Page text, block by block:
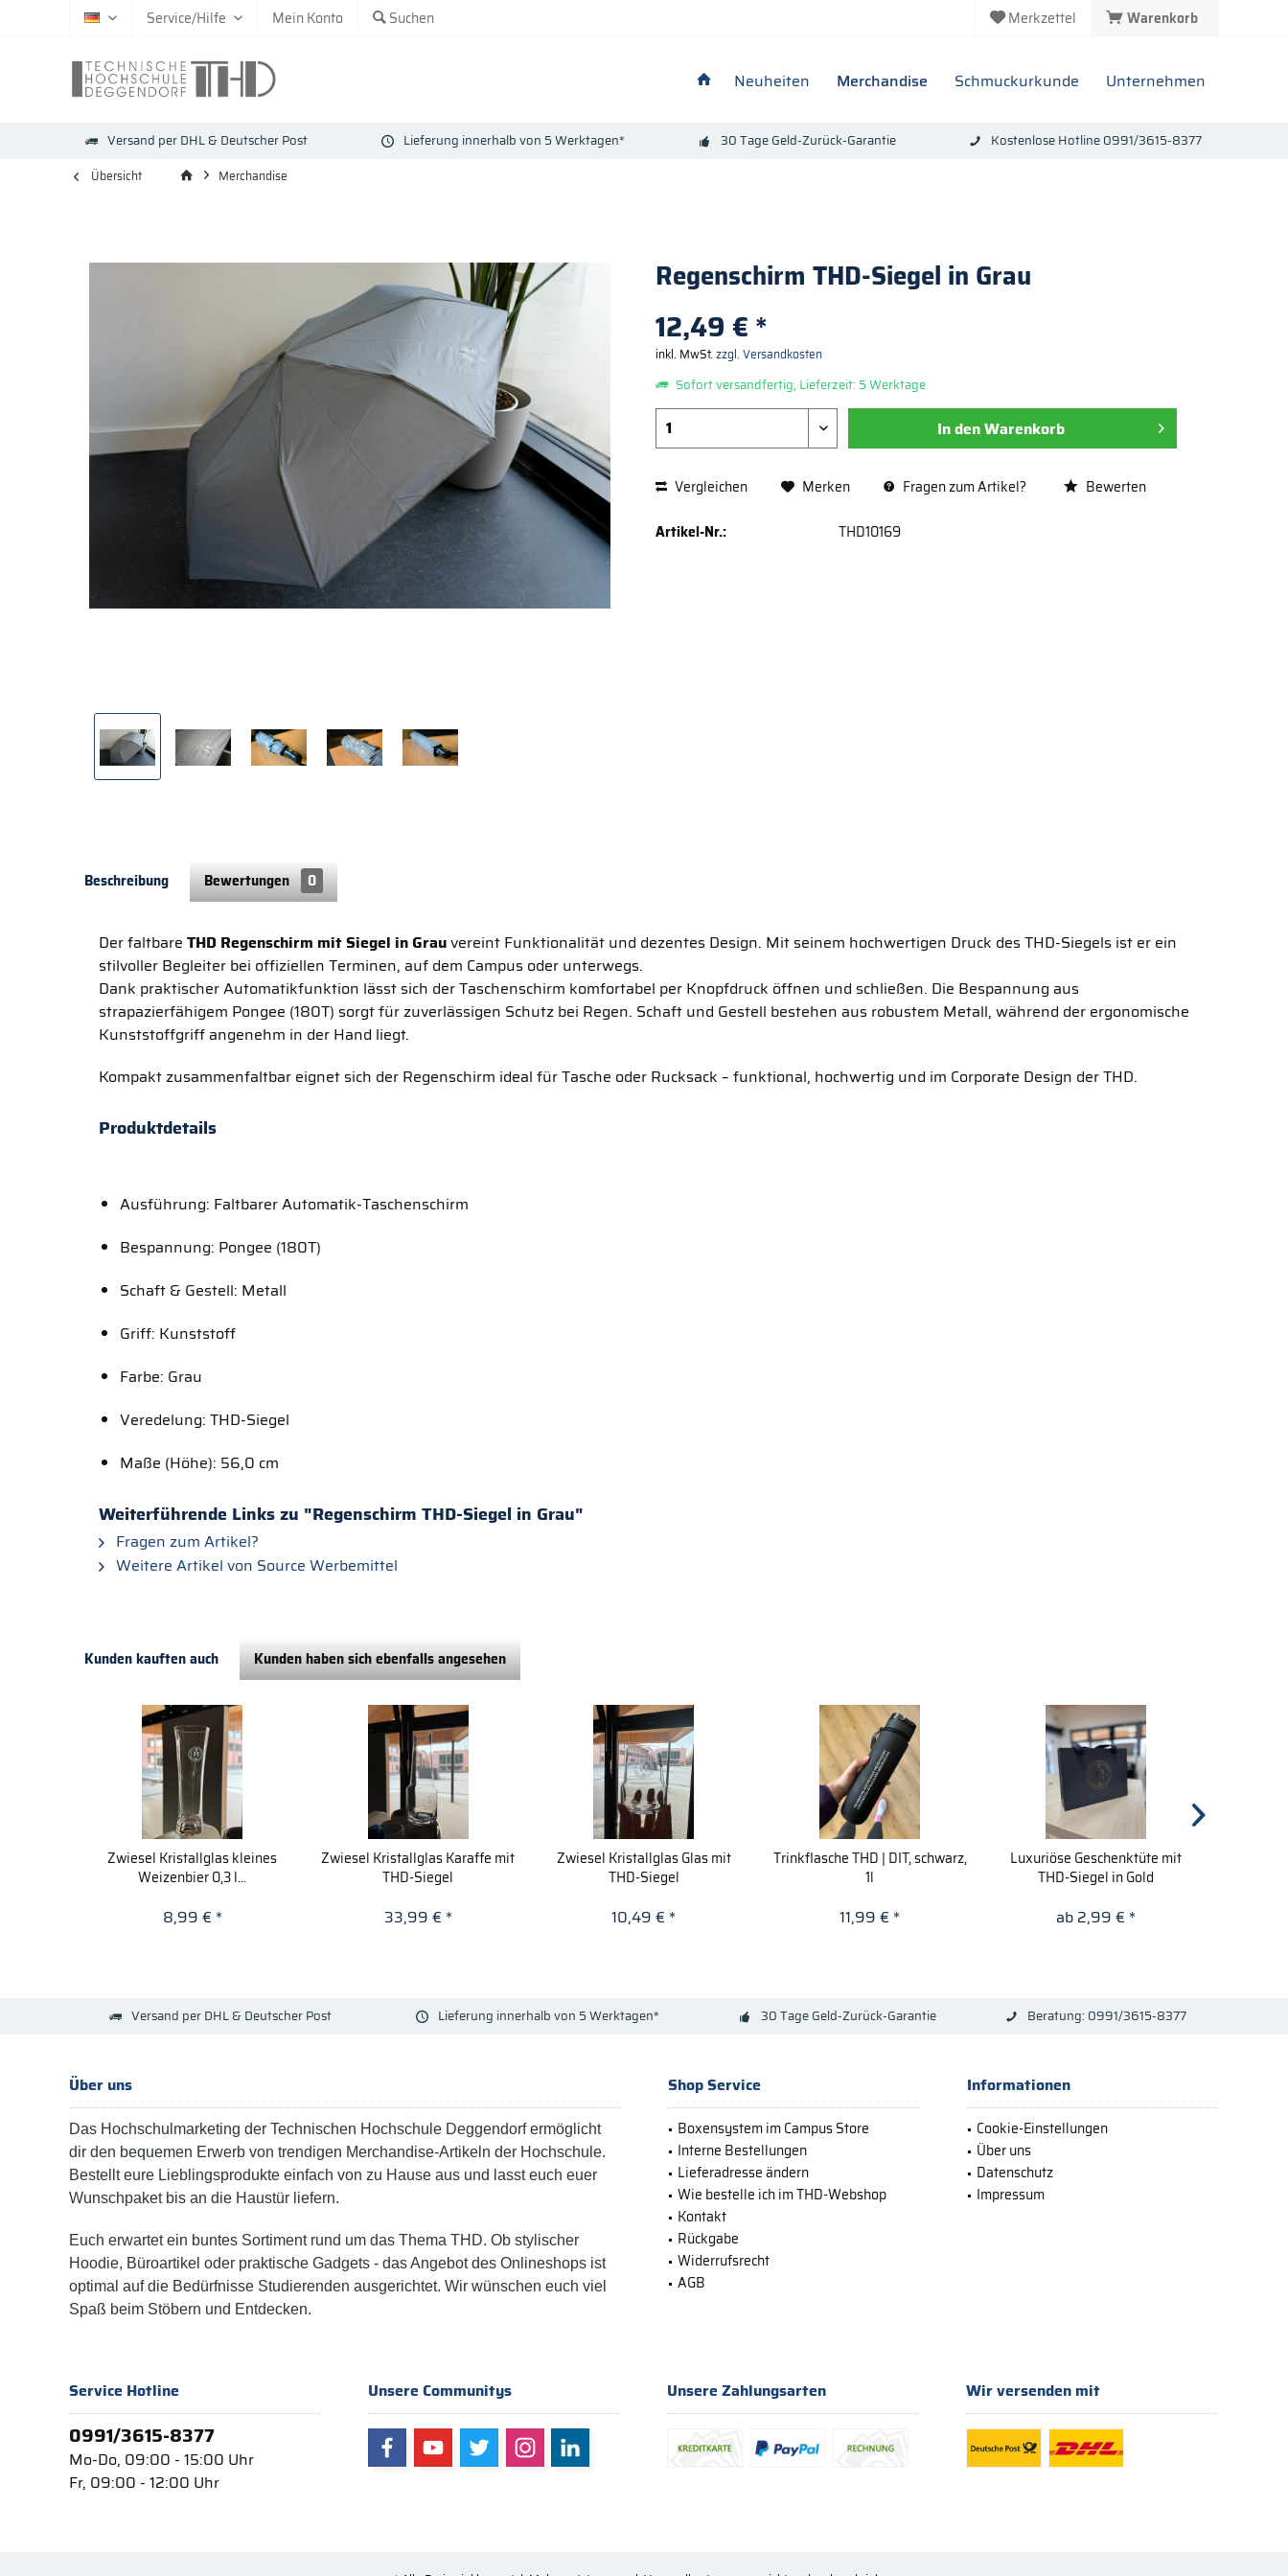
Warenkorb
Merkzettel
Service/Hilfe Mein Konto Suchen
Neuheiten Merchandise Schmuckurkunde Unternehmen
Versand per DHL & Deutscher Post Lieferung innerhalb von 5 Werktagen* 30 Tage Geld-Zurück-Garantie Kostenlose Hotline 0991/3615-8377
Übersicht Merchandise
Regenschirm THD-Siegel in Grau
12,49 € *
inkl. MwSt. zzgl. Versandkosten
Sofort versandfertig, Lieferzeit: 5 Werktage
In denWarenkorb
Vergleichen Merken Fragen zum Artikel? Bewerten
Artikel-Nr.: THD10169
Beschreibung Bewertungen 0
Der faltbare THD Regenschirm mit Siegel in Grauvereint Funktionalität und dezentes Design. Mit seinem hochwertigen Druck des THD-Siegels ist er ein
stilvoller Begleiter bei offiziellen Terminen, auf dem Campus oder unterwegs.
Dank praktischer Automatikfunktion lässt sich der Taschenschirm komfortabel per Knopfdruck öffnen und schließen. Die Bespannung aus
strapazierfähigem Pongee (180T) sorgt für zuverlässigen Schutz bei Regen. Schaft und Gestell bestehen aus robustem Metall, während der ergonomische
Kunststoffgriff angenehm in der Hand liegt.
Kompakt zusammenfaltbar eignet sich der Regenschirm ideal für Tasche oder Rucksack – funktional, hochwertig und im Corporate Design der THD.
Produktdetails
Ausführung: Faltbarer Automatik-Taschenschirm
Bespannung: Pongee (180T)
Schaft & Gestell: Metall
Griff: Kunststoff
Farbe: Grau
Veredelung: THD-Siegel
Maße (Höhe): 56,0 cm
Weiterführende Links zu "Regenschirm THD-Siegel in Grau"
Fragen zum Artikel?
Weitere Artikel von Source Werbemittel
Kunden kauften auch Kunden haben sich ebenfalls angesehen
Zwiesel Kristallglas kleines
Weizenbier 0,3 l...
8,99 € *
Zwiesel Kristallglas Karaffe mit
THD-Siegel
33,99 € *
Zwiesel Kristallglas Glas mit
THD-Siegel
10,49 € *
Trinkflasche THD | DIT, schwarz,
1l
11,99 € *
Luxuriöse Geschenktüte mit
THD-Siegel in Gold
ab 2,99 € *
Versand per DHL & Deutscher Post Lieferung innerhalb von 5 Werktagen* 30 Tage Geld-Zurück-Garantie Beratung: 0991/3615-8377
Über uns
Das Hochschulmarketing der Technischen Hochschule Deggendorf ermöglicht
dir den bequemen Erwerb von trendigen Merchandise-Artikeln der Hochschule.
Bestellt eure Lieblingsprodukte einfach von zu Hause aus und lasst euch euer
Wunschpaket bis an die Haustür liefern.
Euch erwartet ein buntes Sortiment rund um das Thema THD. Ob stylischer
Hoodie, Büroartikel oder praktische Gadgets - das Angebot des Onlineshops ist
optimal auf die Bedürfnisse Studierenden ausgerichtet. Wir wünschen euch viel
Spaß beim Stöbern und Entdecken.
Shop Service
Boxensystem im Campus Store
Interne Bestellungen
Lieferadresse ändern
Wie bestelle ich im THD-Webshop
Kontakt
Rückgabe
Widerrufsrecht
AGB
Informationen
Cookie-Einstellungen
Über uns
Datenschutz
Impressum
Service Hotline
0991/3615-8377
Mo-Do, 09:00 - 15:00 Uhr
Fr, 09:00 - 12:00 Uhr
Unsere Communitys Unsere Zahlungsarten Wir versenden mit